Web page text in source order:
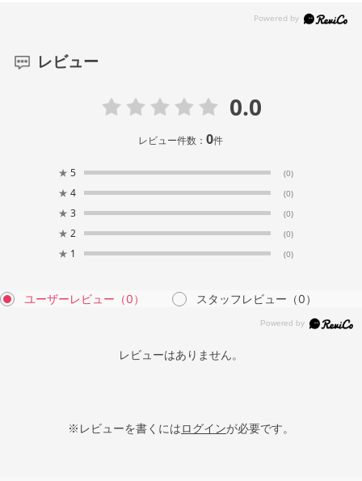
レビュー
0.0
レビュー件数：0件
★ 5 (0)
★ 4 (0)
★ 3 (0)
★ 2 (0)
★ 1 (0)
ユーザーレビュー （0） スタッフレビュー （0）
レビューはありません。
※レビューを書くにはログインが必要です。